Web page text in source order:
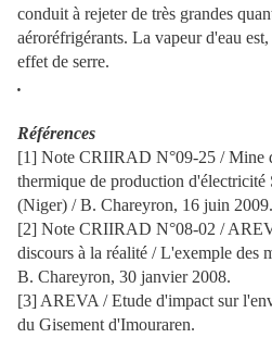
conduit à rejeter de très grandes
aéroréfrigérants. La vapeur d'eau
effet de serre.
.
Références
[1] Note CRIIRAD N°09-25 / Mine
thermique de production
(Niger) / B. Chareyron, 16 juin 2009.
[2] Note CRIIRAD N°08-02 /
discours à la réalité / L'exemple des
B. Chareyron, 30 janvier 2008.
[3] AREVA / Etude d'impact sur
du Gisement d'Imouraren.